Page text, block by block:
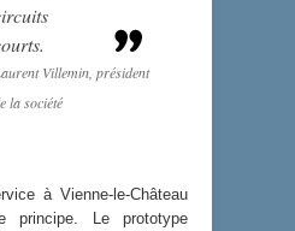
Villemin, président
la société
à Vienne-le-Château
principe. Le prototype